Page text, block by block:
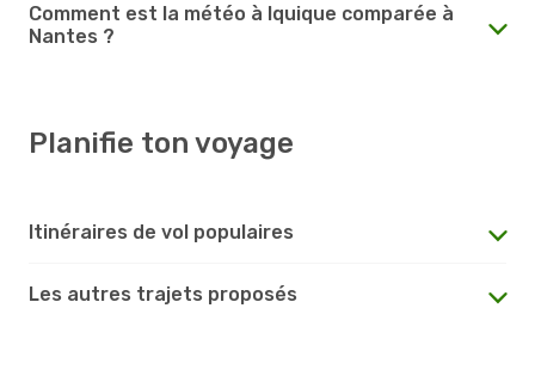
Comment est la météo à Iquique comparée à
Nantes ?
Planifie ton voyage
Itinéraires de vol populaires
Les autres trajets proposés